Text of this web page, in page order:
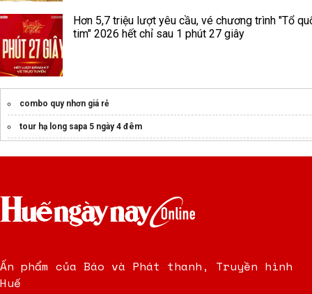
Hơn 5,7 triệu lượt yêu cầu, vé chương trình "Tổ
tim" 2026 hết chỉ sau 1 phút 27 giây
combo quy nhơn giá rẻ
tour hạ long sapa 5 ngày 4 đêm
tổ chức team building
Private & Customized Vietnam Tour Packages
balo
Đặt
Ấn phẩm của Báo và Phát thanh, Truyền hình
Huế